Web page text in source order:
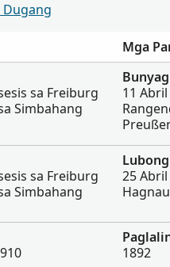
Mga
sa Freiburg
Simbahang
Bunyag
11
sa Freiburg
Simbahang
Lubong
25
1892